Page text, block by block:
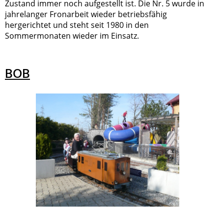
Zustand immer noch aufgestellt ist. Die Nr. 5 wurde in
jahrelanger Fronarbeit wieder betriebsfähig
hergerichtet und steht seit 1980 in den
Sommermonaten wieder im Einsatz.
BOB